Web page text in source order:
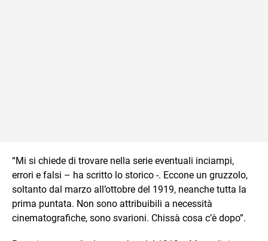
“Mi si chiede di trovare nella serie eventuali inciampi,
errori e falsi – ha scritto lo storico -. Eccone un gruzzolo,
soltanto dal marzo all’ottobre del 1919, neanche tutta la
prima puntata. Non sono attribuibili a necessità
cinematografiche, sono svarioni. Chissà cosa c’è dopo”.